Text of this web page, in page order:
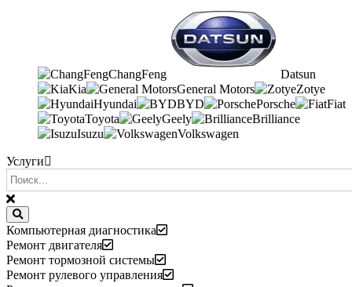
ChangFeng
Datsun
Kia
General Motors
Zotye
Hyundai
BYD Porsche
Fiat
Toyota
Geely
Brilliance
Isuzu
Volkswagen
Услуги
Компьютерная диагностика
Ремонт двигателя
Ремонт тормозной системы
Ремонт рулевого управления